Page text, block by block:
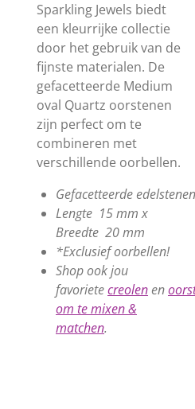
Sparkling Jewels biedt
een kleurrijke collectie
door het gebruik van de
fijnste materialen. De
gefacetteerde Medium
oval Quartz oorstenen
zijn perfect om te
combineren met
verschillende oorbellen.
Gefacetteerdeedelstenen
Lengte 15 mm x
Breedte 20 mm
*Exclusief oorbellen!
Shop ook jou
favorietecreolenen
om te mixen &
matchen.